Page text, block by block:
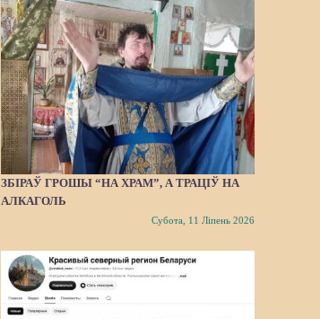
ЗБІРАЎ ГРОШЫ “НА ХРАМ”, А ТРАЦІЎ НА
АЛКАГОЛЬ
Субота, 11 Ліпень 2026